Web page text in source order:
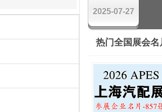
2025-07-27
热门全国展会名